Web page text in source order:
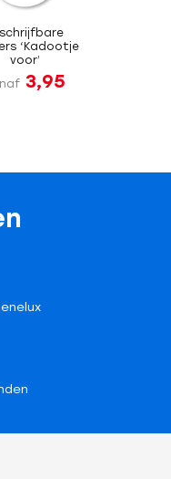
‘Kadootje
voor’
3,95